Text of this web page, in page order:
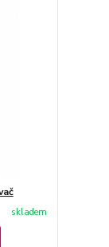
skladem